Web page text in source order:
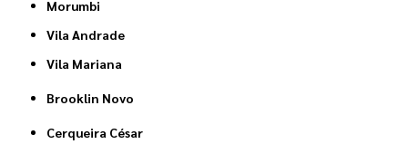
Morumbi
Vila Andrade
Vila Mariana
Brooklin Novo
Cerqueira César